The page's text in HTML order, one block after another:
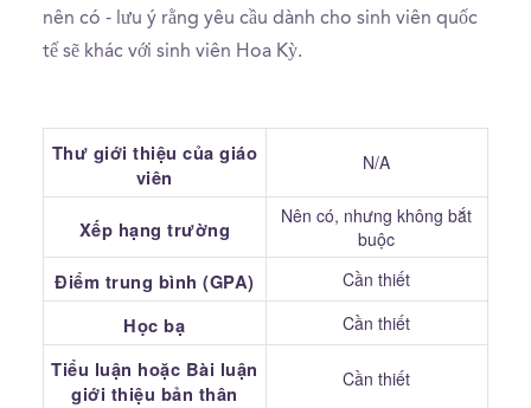
nên có - lưu ý rằng yêu cầu dành cho sinh viên quốc
tế sẽ khác với sinh viên Hoa Kỳ.
Thư giới thiệu của giáo
viên
N/A
Xếp hạng trường
Nên có, nhưng không bắt
buộc
Điểm trung bình (GPA) Cần thiết
Học bạ Cần thiết
Tiểu luận hoặc Bài luận
giới thiệu bản thân
Cần thiết